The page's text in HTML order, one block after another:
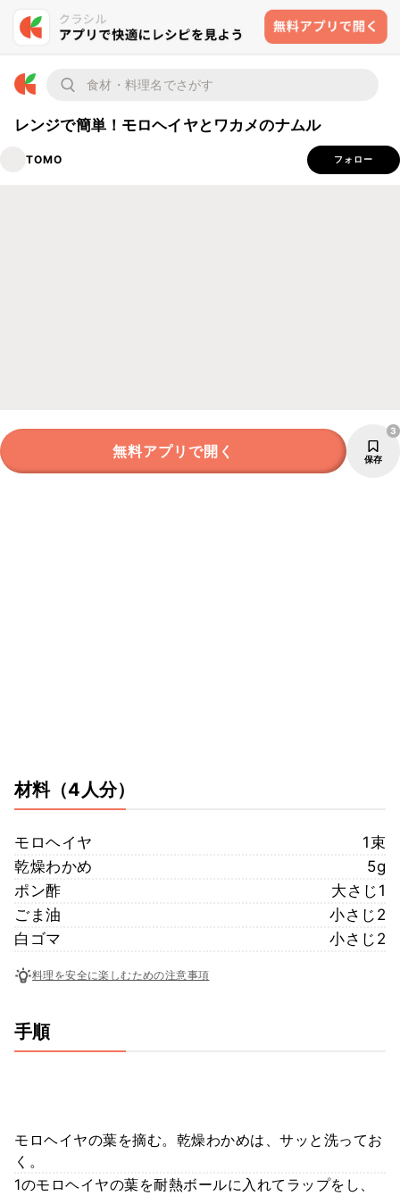
レンジで簡単！モロヘイヤとワカメのナムル
TOMO フォロー
無料アプリで開く 保存
3
材料（4人分）
モロヘイヤ
1束
乾燥わかめ
5g
ポン酢
大さじ1
ごま油
小さじ2
白ゴマ
小さじ2
料理を安全に楽しむための注意事項
手順
モロヘイヤの葉を摘む。乾燥わかめは、サッと洗ってお
く。
1のモロヘイヤの葉を耐熱ボールに入れてラップをし、